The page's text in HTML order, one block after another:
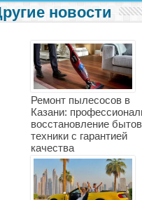
новости
Ремонт пылесосов в
Казани:
восстановление
техники с гарантией
качества